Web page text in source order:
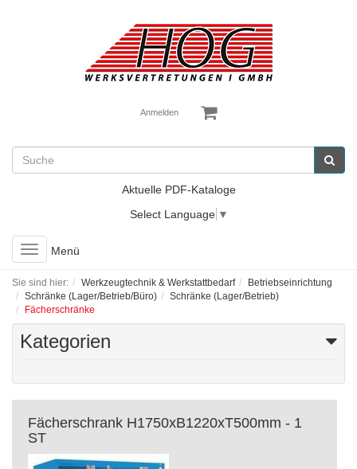
Anmelden
Aktuelle PDF-Kataloge
Select Language ▼
Toggle
navigation
Menü
Sie sind hier: Werkzeugtechnik & Werkstattbedarf
Betriebseinrichtung
Schränke (Lager/Betrieb/Büro)
Schränke (Lager/Betrieb)
Fächerschränke
Kategorien
Fächerschrank H1750xB1220xT500mm - 1
ST